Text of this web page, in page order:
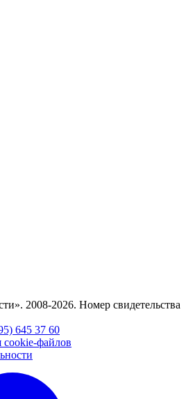
2008-2026. Номер свидетельства
645 37 60
cookie-файлов